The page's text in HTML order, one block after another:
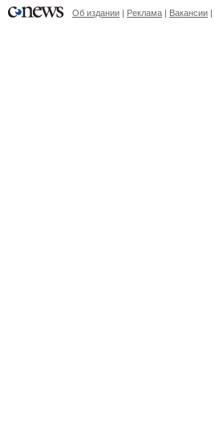
Об издании | Реклама | Вакансии |